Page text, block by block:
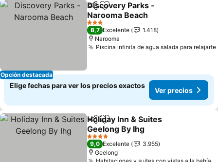
Opción destacada
CompartirAgregar a favoritos
Discovery Parks -
Narooma Beach
Ver precios
3 Estrellas
8,7 Excelente
1.418
Narooma
Piscina infinita de agua salada para relajarte
Elige fechas para ver los precios exactos
Ver precios
CompartirAgregar a favoritos
Holiday Inn & Suites
Geelong By Ihg
Ver precios
4 Estrellas
9,0 Excelente
3.955
Geelong